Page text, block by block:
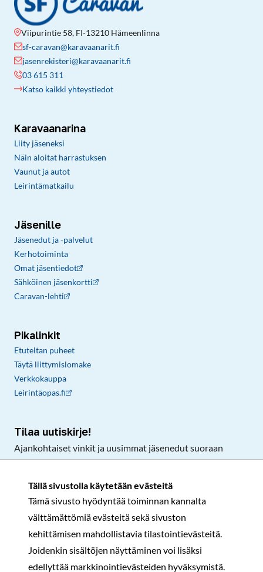
Tällä sivustolla käytetään evästeitä
Tämä sivusto hyödyntää toiminnan kannalta
välttämättömiä evästeitä sekä sivuston
kehittämisen mahdollistavia tilastointievästeitä.
Joidenkin sisältöjen näyttäminen voi lisäksi
edellyttää markkinointievästeiden hyväksymistä.
Viipurintie 58, FI-13210 Hämeenlinna
sf-caravan@karavaanarit.fi
jasenrekisteri@karavaanarit.fi
03 615 311
Katso kaikki yhteystiedot
Karavaanarina
Liity jäseneksi
Näin aloitat harrastuksen
Vaunut ja autot
Leirintämatkailu
Jäsenille
Jäsenedut ja -palvelut
Kerhotoiminta
Omat jäsentiedot
Sähköinen jäsenkortti
Caravan-lehti
Pikalinkit
Etuteltan puheet
Täytä liittymislomake
Verkkokauppa
Leirintäopas.fi
Tilaa uutiskirje!
Ajankohtaiset vinkit ja uusimmat jäsenedut suoraan